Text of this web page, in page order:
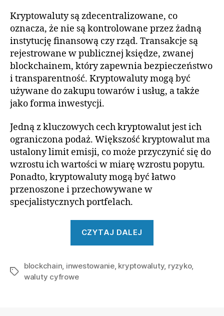
Kryptowaluty są zdecentralizowane, co
oznacza, że nie są kontrolowane przez żadną
instytucję finansową czy rząd. Transakcje są
rejestrowane w publicznej księdze, zwanej
blockchainem, który zapewnia bezpieczeństwo
i transparentność. Kryptowaluty mogą być
używane do zakupu towarów i usług, a także
jako forma inwestycji.
Jedną z kluczowych cech kryptowalut jest ich
ograniczona podaż. Większość kryptowalut ma
ustalony limit emisji, co może przyczynić się do
wzrostu ich wartości w miarę wzrostu popytu.
Ponadto, kryptowaluty mogą być łatwo
przenoszone i przechowywane w
specjalistycznych portfelach.
CZYTAJ DALEJ
warto
Tagi
blockchain inwestowanie, kryptowaluty, ryzyko,
waluty cyfrowe